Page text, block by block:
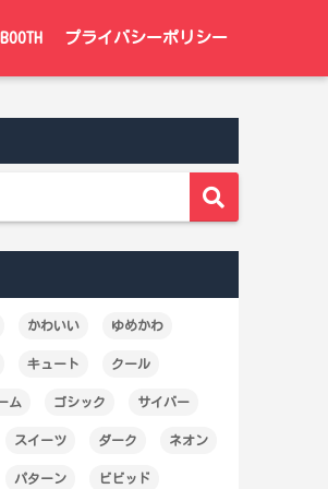
BOOTH プライバシーポリシー
かわいい ゆめかわ
キュート クール
ム ゴシック サイバー
スイーツ ダーク ネオン
パターン ビビッド